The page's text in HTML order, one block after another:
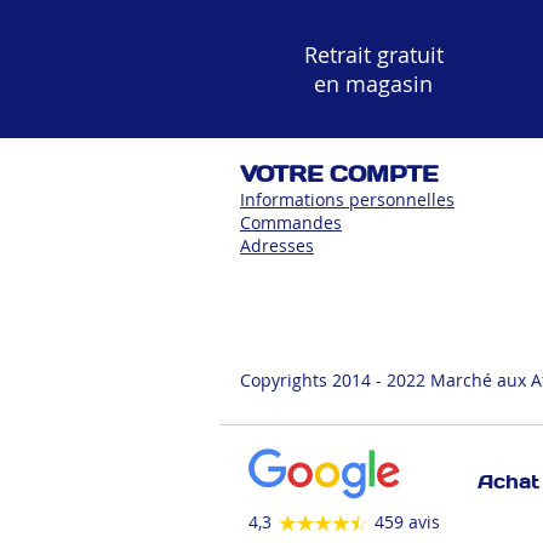
Retrait gratuit
en magasin
VOTRE COMPTE
Informations personnelles
Commandes
Adresses
Copyrights 2014 - 2022 Marché aux
4,3 459 avis